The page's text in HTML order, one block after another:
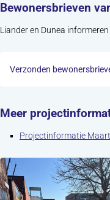
Bewonersbrieven
Liander en Dunea
Verzonden
Meer
Projectinformatie